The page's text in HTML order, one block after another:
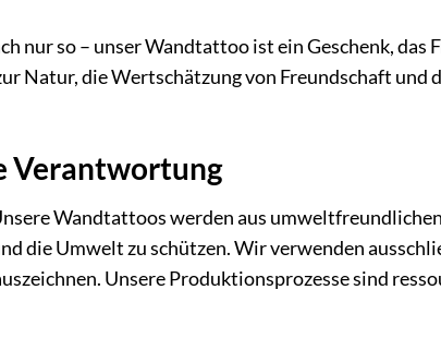
nur so – unser Wandtattoo ist ein Geschenk, das
Natur, die Wertschätzung von Freundschaft und
Verantwortung
Wandtattoos werden aus
die Umwelt zu schützen. Wir verwenden
Unsere Produktionsprozesse sind